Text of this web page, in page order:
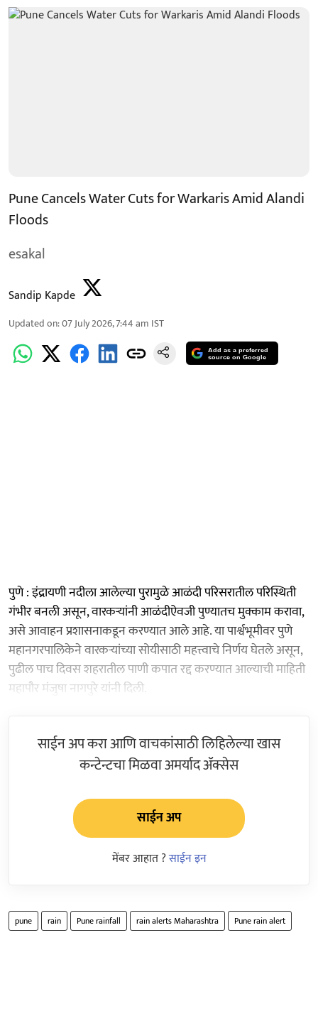
Pune Cancels Water Cuts for Warkaris Amid Alandi
Floods
esakal
Sandip Kapde
Updated on:07 July 2026, 7:44 am IST
Add as a preferred
source on Google
पुणे : इंद्रायणी नदीला आलेल्या पुरामुळे आळंदी परिसरातील परिस्थिती
गंभीर बनली असून, वारकऱ्यांनी आळंदीऐवजी पुण्यातच मुक्काम करावा,
असे आवाहन प्रशासनाकडून करण्यात आले आहे. या पार्श्वभूमीवर पुणे
महानगरपालिकेने वारकऱ्यांच्या सोयीसाठी महत्त्वाचे निर्णय घेतले असून,
पुढील पाच दिवस शहरातील पाणी कपात रद्द करण्यात आल्याची माहिती
महापौर मंजुषा नागपुरे यांनी दिली.
साईन अप करा आणि वाचकांसाठी लिहिलेल्या खास
कन्टेन्टचा मिळवा अमर्याद ॲक्सेस
साईन अप
मेंबर आहात ?साईन इन
pune rain Pune rainfall rain alerts Maharashtra Pune rain alert